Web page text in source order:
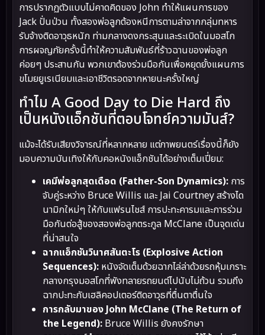
การปรากฏตัวแบบไม่คาดคิดของ John ทำให้แผนการของ
Jack ปั่นป่วน ทั้งสองพ่อลูกต้องหนีการตามล่าจากกลุ่มทหาร
รับจ้างติดอาวุธหนัก ท่ามกลางดงกระสุนและระเบิดในมอสโก
การผจญภัยครั้งนี้ทำให้ความสัมพันธ์ที่ร้าวฉานของพ่อลูก
ค่อยๆ ประสานกัน พวกเขาต้องร่วมมือกันเพื่อหยุดยั้งแผนการ
ขโมยยูเรเนียมและเอาชีวิตรอดจากหายนะครั้งใหญ่
ทำไม A Good Day to Die Hard ถึง
เป็นหนังแอ็กชันที่ตอบโจทย์ความมันส์?
แม้จะได้รับเสียงวิจารณ์ที่หลากหลาย แต่ภาพยนตร์เรื่องนี้ก็ยัง
มอบความบันเทิงให้กับคอหนังแอ็กชันได้อย่างเต็มเปี่ยม:
เคมีพ่อลูกสุดเดือด (Father-Son Dynamics): การ
จับคู่ระหว่าง Bruce Willis และ Jai Courtney สร้างได
นามิกใหม่ๆ ให้กับแฟรนไชส์ การปะทะคารมและการร่วม
มือกันต่อสู้ของสองพ่อลูกตระกูล McClane เป็นจุดเด่น
ที่น่าสนใจ
ฉากแอ็กชันวินาศสันตะโร (Explosive Action
Sequences): หนังจัดเต็มด้วยฉากไล่ล่าด้วยรถหุ้มเกราะ
กลางกรุงมอสโกที่พังทลายรถยนต์ไปนับไม่ถ้วน รวมถึง
ฉากปะทะกับเฮลิคอปเตอร์ติดอาวุธที่ตื่นตาตื่นใจ
การกลับมาของ John McClane (The Return of
the Legend): Bruce Willis ยังคงรักษา